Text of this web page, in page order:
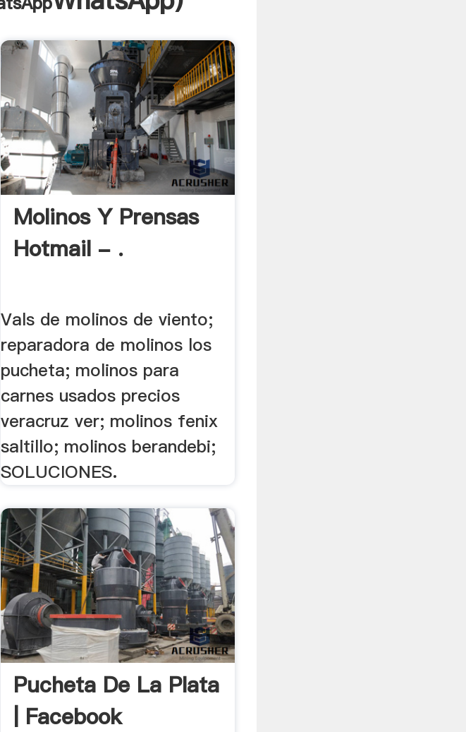
Molinos Y Prensas
Hotmail - .
Vals de molinos de viento;
reparadora de molinos los
pucheta; molinos para
carnes usados precios
veracruz ver; molinos fenix
saltillo; molinos berandebi;
SOLUCIONES.
Pucheta De La Plata
| Facebook